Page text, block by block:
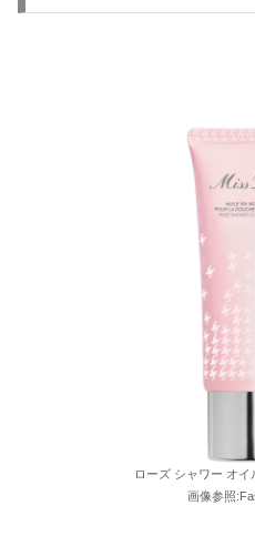
ローズ シャワー オイ
画像参照